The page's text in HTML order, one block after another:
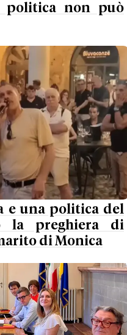
politica non può
e una politica del
la preghiera di
di Monica